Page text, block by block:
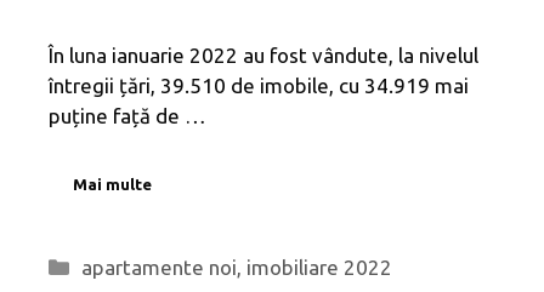
În luna ianuarie 2022 au fost vândute, la nivelul
întregii țări, 39.510 de imobile, cu 34.919 mai
puține față de …
Mai multe
Categorii
apartamente noi, imobiliare 2022